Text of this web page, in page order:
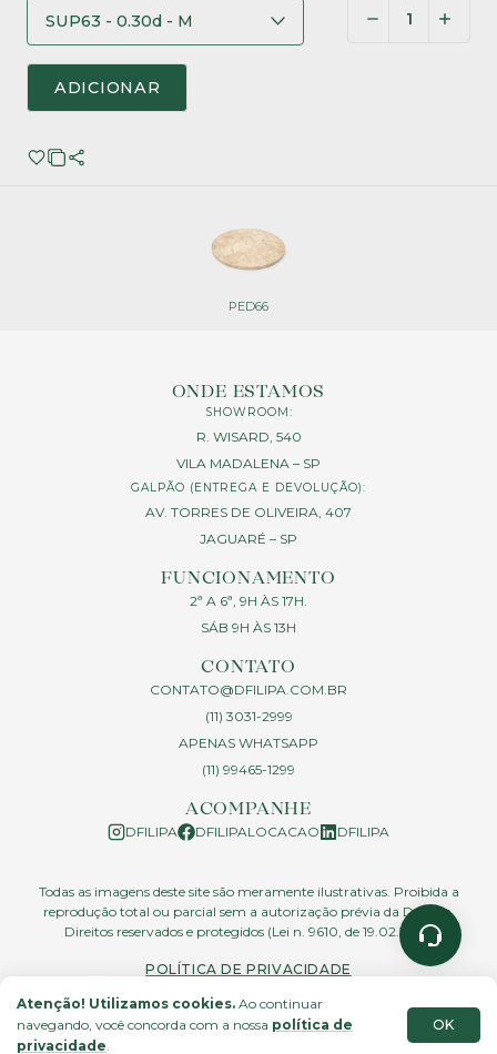
ADICIONAR
PED66
ONDE ESTAMOS
SHOWROOM:
R. WISARD, 540
VILA MADALENA – SP
GALPÃO (ENTREGA E DEVOLUÇÃO):
AV. TORRES DE OLIVEIRA, 407
JAGUARÉ – SP
FUNCIONAMENTO
2ª A 6ª, 9H ÀS 17H.
SÁB 9H ÀS 13H
CONTATO
CONTATO@DFILIPA.COM.BR
(11) 3031-2999
APENAS WHATSAPP
(11) 99465-1299
ACOMPANHE
DFILIPA DFILIPALOCACAO DFILIPA
Todas as imagens deste site são meramente ilustrativas. Proibida a
reprodução total ou parcial sem a autorização prévia da D.Filipa.
Direitos reservados e protegidos (Lei n. 9610, de 19.02.1998)
POLÍTICA DE PRIVACIDADE
site feito por
Atenção! Utilizamos cookies. Ao continuar
navegando, você concorda com a nossa política de
privacidade.
OK